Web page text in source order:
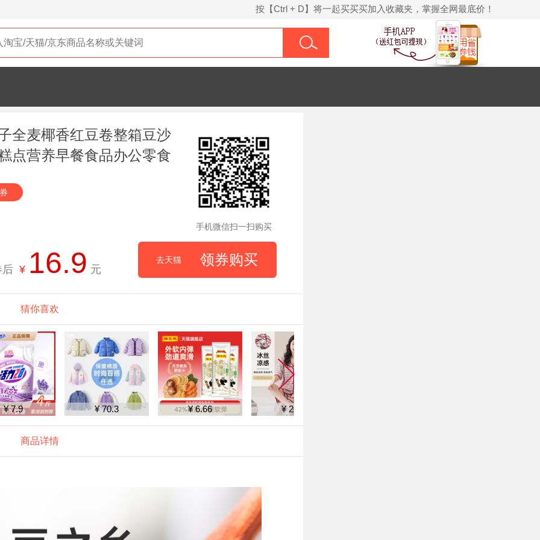
按【Ctrl + D】将一起买买买加入收藏夹，掌握全网最底价！
全麦椰香红豆卷整箱豆沙
点营养早餐食品办公零食
手机微信扫一扫购买
后 ¥ 16.9 元
去天猫 领券购买
猜你喜欢
¥ 70.3 ¥ 6.66 ¥ 26.9 ¥ 7.9
商品详情